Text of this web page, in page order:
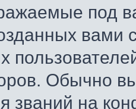
под
Обычно
званий на